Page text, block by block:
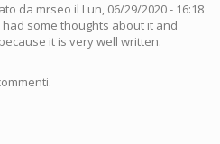
da mrseo il Lun, 06/29/2020 - 16:18
some thoughts about it and
it is very well written.